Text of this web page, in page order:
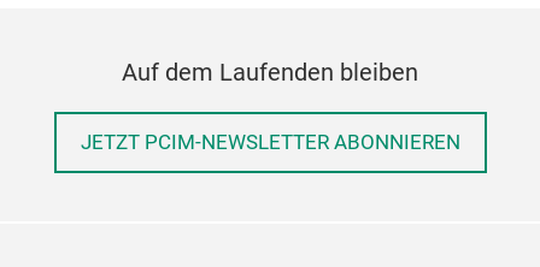
Auf dem Laufenden bleiben
JETZT PCIM-NEWSLETTER ABONNIEREN